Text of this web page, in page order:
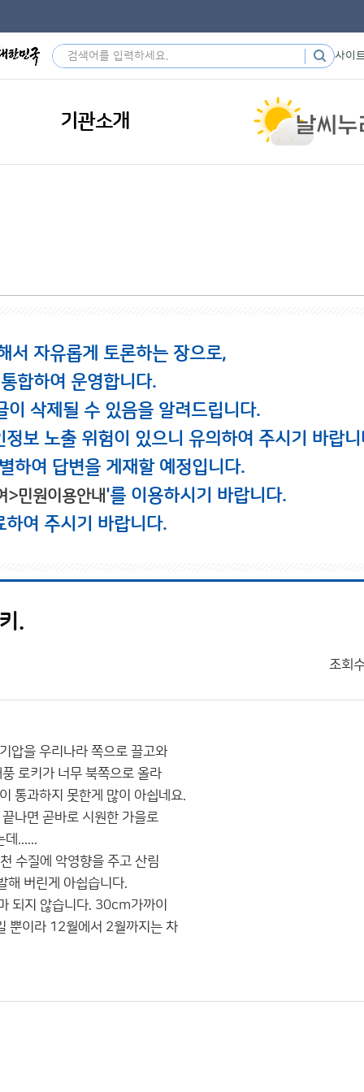
사이
기관소개
서 자유롭게 토론하는 장으로,
합하여 운영합니다.
삭제될 수 있음을 알려드립니다.
보 노출 위험이 있으니 유의하여 주시기 바랍니
하여 답변을 게재할 예정입니다.
>민원이용안내'를 이용하시기 바랍니다.
여 주시기 바랍니다.
.
조회
압을 우리나라 쪽으로 끌고와
로키가 너무 북쪽으로 올라
통과하지 못한게 많이 아쉽네요.
나면 곧바로 시원한 가을로
데......
수질에 악영향을 주고 산림
해 버린게 아쉽습니다.
되지 않습니다. 30cm가까이
뿐이라 12월에서 2월까지는 차